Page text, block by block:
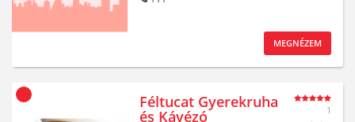
MEGNÉZEM
Féltucat Gyerekruha
és Kávézó
1